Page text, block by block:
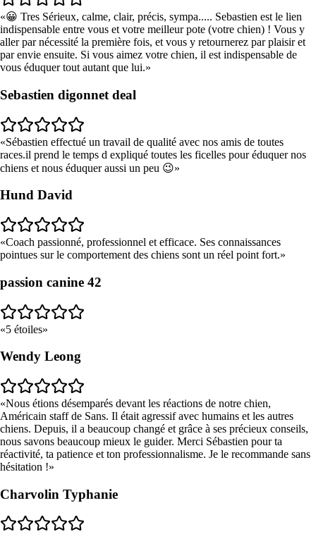
😀 Tres Sérieux, calme, clair, précis, sympa..... Sebastien est le lien
indispensable entre vous et votre meilleur pote (votre chien) ! Vous y
aller par nécessité la première fois, et vous y retournerez par plaisir et
par envie ensuite. Si vous aimez votre chien, il est indispensable de
vous éduquer tout autant que lui.
Sebastien digonnet deal
Sébastien effectué un travail de qualité avec nos amis de toutes
races.il prend le temps d expliqué toutes les ficelles pour éduquer nos
chiens et nous éduquer aussi un peu 😉
Hund David
Coach passionné, professionnel et efficace. Ses connaissances
pointues sur le comportement des chiens sont un réel point fort.
passion canine 42
5 étoiles
Wendy Leong
Nous étions désemparés devant les réactions de notre chien,
Américain staff de Sans. Il était agressif avec humains et les autres
chiens. Depuis, il a beaucoup changé et grâce à ses précieux conseils,
nous savons beaucoup mieux le guider. Merci Sébastien pour ta
réactivité, ta patience et ton professionnalisme. Je le recommande sans
hésitation !
Charvolin Typhanie